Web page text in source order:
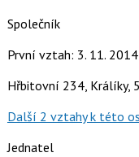
Společník
První vztah: 3. 11. 2014
Hřbitovní 234, Králíky,
Další 2 vztahy k této
Jednatel